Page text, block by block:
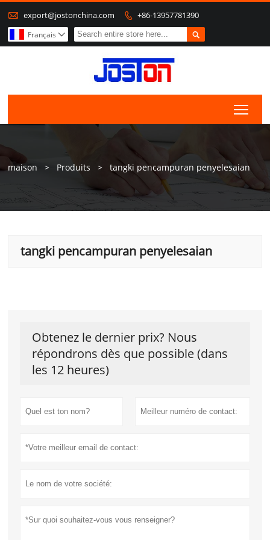
 export@jostonchina.com  +86-13957781390

Français 
maison > Produits > tangki pencampuran penyelesaian
tangki pencampuran penyelesaian
Obtenez le dernier prix? Nous
répondrons dès que possible (dans
les 12 heures)